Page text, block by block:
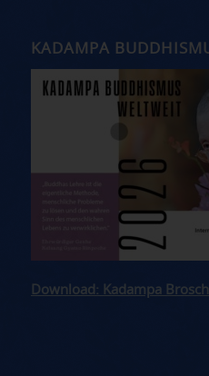
KADAMPA
Download: Kadampa